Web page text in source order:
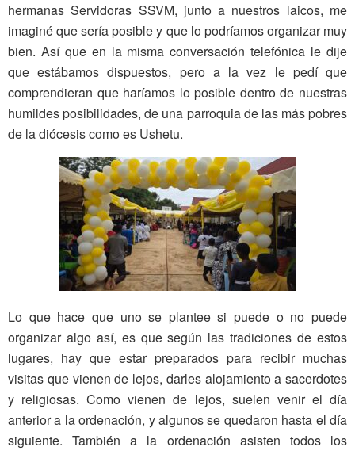
hermanas Servidoras SSVM, junto a nuestros laicos, me
imaginé que sería posible y que lo podríamos organizar muy
bien. Así que en la misma conversación telefónica le dije
que estábamos dispuestos, pero a la vez le pedí que
comprendieran que haríamos lo posible dentro de nuestras
humildes posibilidades, de una parroquia de las más pobres
de la diócesis como es Ushetu.
Lo que hace que uno se plantee si puede o no puede
organizar algo así, es que según las tradiciones de estos
lugares, hay que estar preparados para recibir muchas
visitas que vienen de lejos, darles alojamiento a sacerdotes
y religiosas. Como vienen de lejos, suelen venir el día
anterior a la ordenación, y algunos se quedaron hasta el día
siguiente. También a la ordenación asisten todos los